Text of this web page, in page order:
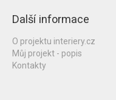
Další informace
O projektu interiery.cz
Můj projekt - popis
Kontakty